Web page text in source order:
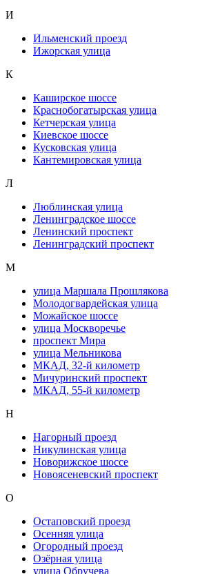
И
Ильменский проезд
Ижорская улица
К
Каширское шоссе
Краснобогатырская улица
Кетчерская улица
Киевское шоссе
Кусковская улица
Кантемировская улица
Л
Люблинская улица
Ленинградское шоссе
Ленинский проспект
Ленинградский проспект
М
улица Маршала Прошлякова
Молодогвардейская улица
Можайское шоссе
улица Москворечье
проспект Мира
улица Мельникова
МКАД, 32-й километр
Мичуринский проспект
МКАД, 55-й километр
Н
Нагорный проезд
Никулинская улица
Новорижское шоссе
Новоясеневский проспект
О
Остаповский проезд
Осенняя улица
Огородный проезд
Озёрная улица
улица Обручева